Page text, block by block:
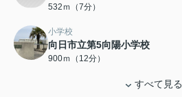
532ｍ（7分）
小学校
向日市立第5向陽小学校
900ｍ（12分）
すべて見る